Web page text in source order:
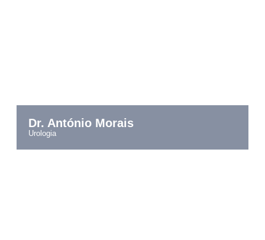
Dr. António Morais
urologia